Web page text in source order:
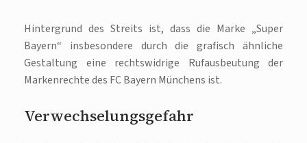
Hintergrund des Streits ist, dass die Marke „Super
Bayern“ insbesondere durch die grafisch ähnliche
Gestaltung eine rechtswidrige Rufausbeutung der
Markenrechte des FC Bayern Münchens ist.
Verwechselungsgefahr